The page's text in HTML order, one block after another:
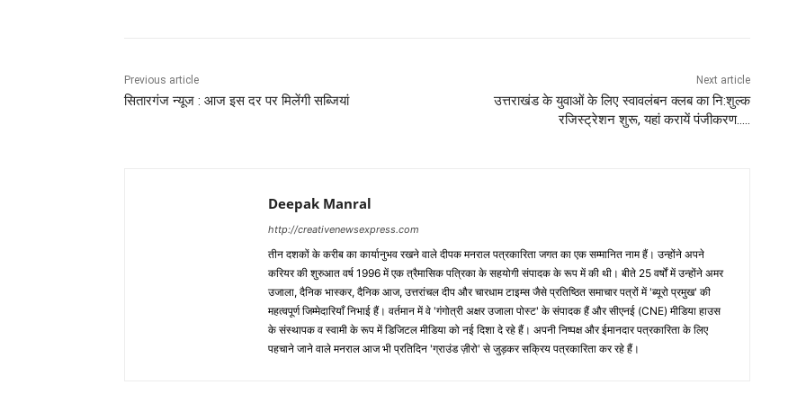
Previous article
सितारगंज न्यूज : आज इस दर पर मिलेंगी सब्जियां
Next article
उत्तराखंड के युवाओं के लिए स्वावलंबन क्लब का नि:शुल्क
रजिस्ट्रेशन शुरू, यहां करायें पंजीकरण…..
Deepak Manral
http://creativenewsexpress.com
तीन दशकों के करीब का कार्यानुभव रखने वाले दीपक मनराल पत्रकारिता जगत का एक सम्मानित नाम हैं। उन्होंने अपने
करियर की शुरुआत वर्ष 1996 में एक त्रैमासिक पत्रिका के सहयोगी संपादक के रूप में की थी। बीते 25 वर्षों में उन्होंने अमर
उजाला, दैनिक भास्कर, दैनिक आज, उत्तरांचल दीप और चारधाम टाइम्स जैसे प्रतिष्ठित समाचार पत्रों में 'ब्यूरो प्रमुख' की
महत्वपूर्ण जिम्मेदारियाँ निभाई हैं। वर्तमान में वे 'गंगोत्री अक्षर उजाला पोस्ट' के संपादक हैं और सीएनई (CNE) मीडिया हाउस
के संस्थापक व स्वामी के रूप में डिजिटल मीडिया को नई दिशा दे रहे हैं। अपनी निष्पक्ष और ईमानदार पत्रकारिता के लिए
पहचाने जाने वाले मनराल आज भी प्रतिदिन 'ग्राउंड ज़ीरो' से जुड़कर सक्रिय पत्रकारिता कर रहे हैं।